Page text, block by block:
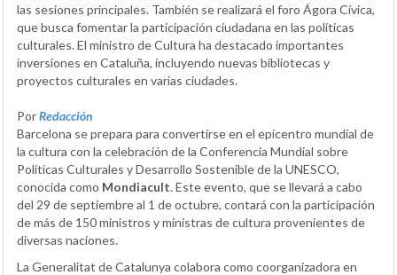
las sesiones principales. También se realizará el foro Ágora Cívica,
que busca fomentar la participación ciudadana en las políticas
culturales. El ministro de Cultura ha destacado importantes
inversiones en Cataluña, incluyendo nuevas bibliotecas y
proyectos culturales en varias ciudades.
PorRedacción
Barcelona se prepara para convertirse en el epicentro mundial de
la cultura con la celebración de la Conferencia Mundial sobre
Políticas Culturales y Desarrollo Sostenible de la UNESCO,
conocida como Mondiacult. Este evento, que se llevará a cabo
del 29 de septiembre al 1 de octubre, contará con la participación
de más de 150 ministros y ministras de cultura provenientes de
diversas naciones.
La Generalitat de Catalunya colabora como coorganizadora en